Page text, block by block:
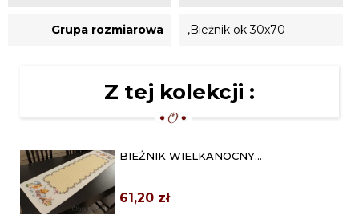
Grupa rozmiarowa ,Bieżnik ok 30x70
Z tej kolekcji :
BIEŻNIK WIELKANOCNY
61,20 zł